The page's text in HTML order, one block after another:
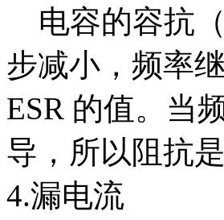
电容的容抗
步减小，频率
ESR 的值。当
导，所以阻抗
4.漏电流